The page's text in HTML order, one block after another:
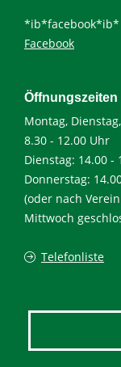
*ib*facebook*ib*
Facebook
Öffnungszeiten
Montag,
8.30 - 12.00 Uhr
Dienstag: 14.00 -
Donnerstag:
(oder nach
Mittwoch
Telefonliste